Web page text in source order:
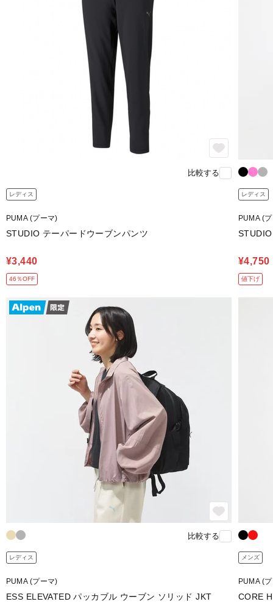
比較する
レディス
PUMA (プーマ)
STUDIO テーパードウーブンパンツ
¥3,440
46％OFF
レディス
PUMA (
¥4,750
値下げ
比較する
レディス
PUMA (プーマ)
ESS ELEVATED パッカブル ウーブン ソリッド JKT
メンズ
PUMA (
CORE